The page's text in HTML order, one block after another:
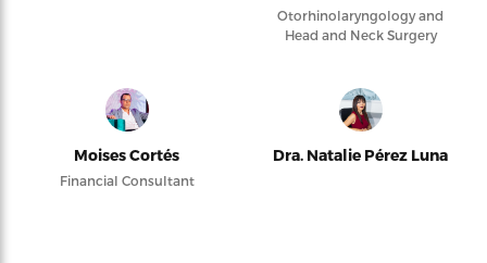
Otorhinolaryngology and
Head and Neck Surgery
Moises Cortés
Financial Consultant
Dra. Natalie Pérez Luna